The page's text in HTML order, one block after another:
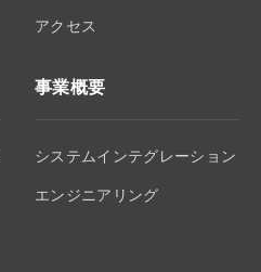
アクセス
事業概要
システムインテグレーション
エンジニアリング